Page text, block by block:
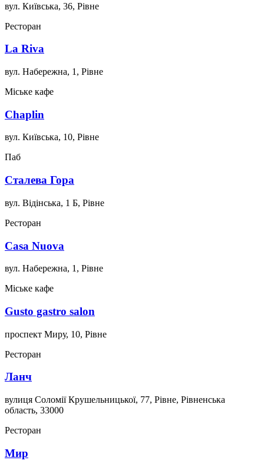
вул. Київська, 36, Рівне
Ресторан
La Riva
вул. Набережна, 1, Рівне
Міське кафе
Chaplin
вул. Київська, 10, Рівне
Паб
Сталева Гора
вул. Відінська, 1 Б, Рівне
Ресторан
Casa Nuova
вул. Набережна, 1, Рівне
Міське кафе
Gusto gastro salon
проспект Миру, 10, Рівне
Ресторан
Ланч
вулиця Соломії Крушельницької, 77, Рівне, Рівненська
область, 33000
Ресторан
Мир